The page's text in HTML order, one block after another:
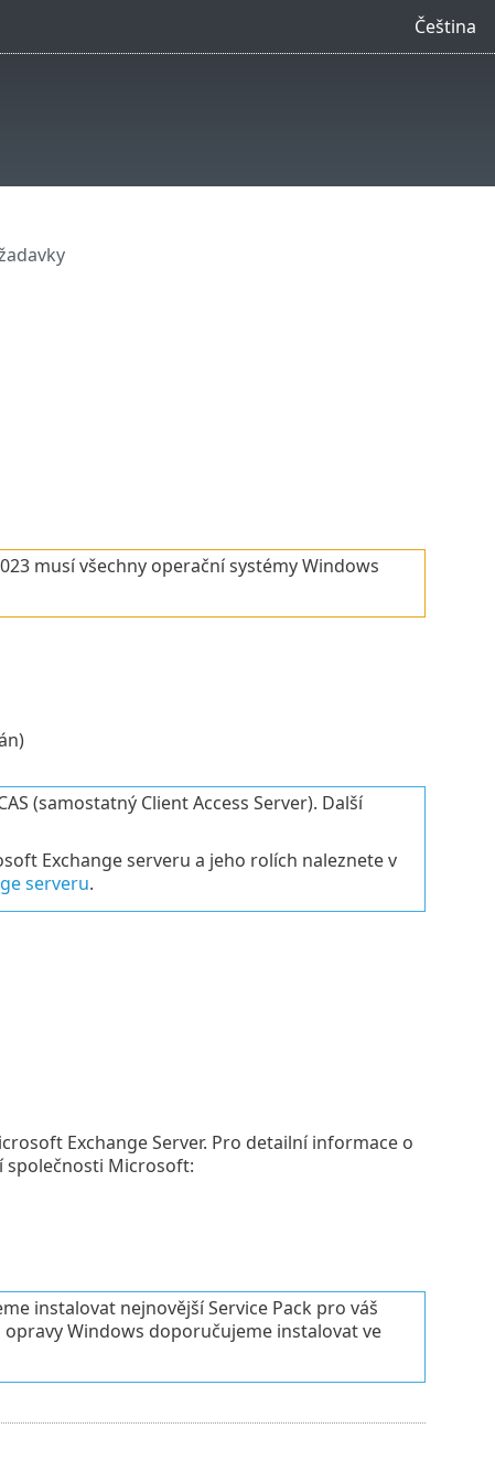
Čeština
musí všechny operační systémy Windows
(samostatný Client Access Server). Další
Exchange serveru a jeho rolích naleznete v
serveru.
Exchange Server. Pro detailní informace o
společnosti Microsoft:
instalovat nejnovější Service Pack pro váš
Windows doporučujeme instalovat ve